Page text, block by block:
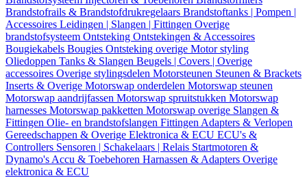
Brandstofrails & Brandstofdrukregelaars Brandstoftanks | Pompen |
Accessoires Leidingen | Slangen | Fittingen Overige
brandstofsysteem Ontsteking Ontstekingen & Accessoires
Bougiekabels Bougies Ontsteking overige Motor styling
Oliedoppen Tanks & Slangen Beugels | Covers | Overige
accessoires Overige stylingsdelen Motorsteunen Steunen & Brackets
Inserts & Overige Motorswap onderdelen Motorswap steunen
Motorswap aandrijfassen Motorswap spruitstukken Motorswap
harnesses Motorswap pakketten Motorswap overige Slangen &
Fittingen Olie- en brandstofslangen Fittingen Adapters & Verlopen
Gereedschappen & Overige Elektronica & ECU ECU's &
Controllers Sensoren | Schakelaars | Relais Startmotoren &
Dynamo's Accu & Toebehoren Harnassen & Adapters Overige
elektronica & ECU